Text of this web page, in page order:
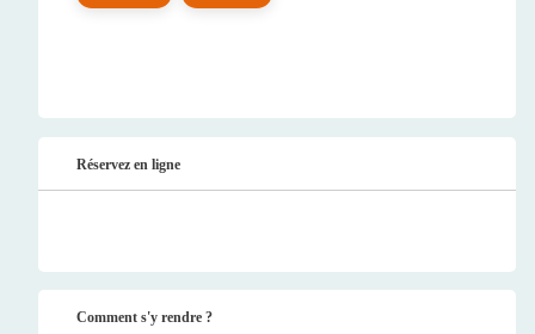
Réservez en ligne
Comment s'y rendre ?